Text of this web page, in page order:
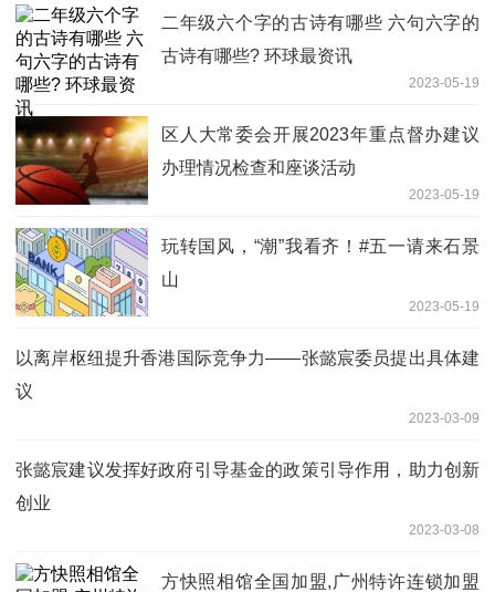
二年级六个字的古诗有哪些 六句六字的
古诗有哪些? 环球最资讯
2023-05-19
区人大常委会开展2023年重点督办建议
办理情况检查和座谈活动
2023-05-19
玩转国风，“潮”我看齐！#五一请来石景
山
2023-05-19
以离岸枢纽提升香港国际竞争力——张懿宸委员提出具体建
议
2023-03-09
张懿宸建议发挥好政府引导基金的政策引导作用，助力创新
创业
2023-03-08
方快照相馆全国加盟,广州特许连锁加盟